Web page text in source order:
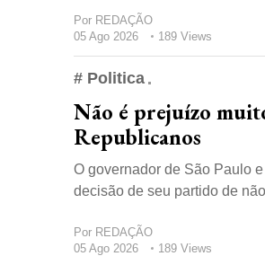
Por REDAÇÃO
05 Ago 2026
189 Views
# Politica
Não é prejuízo
Republicanos
O governador de São Paulo
decisão de seu partido de
Por REDAÇÃO
05 Ago 2026
189 Views